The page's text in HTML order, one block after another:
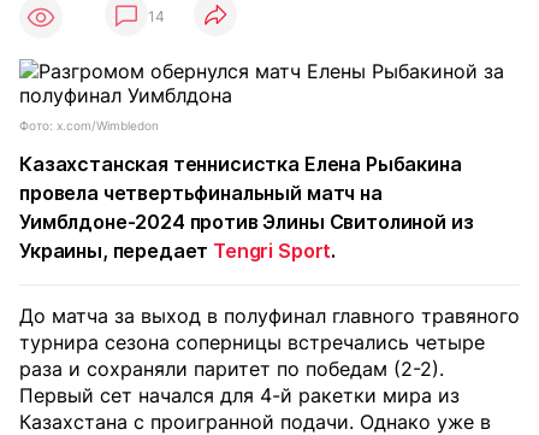
14
Фото: x.com/Wimbledon
Казахстанская теннисистка Елена Рыбакина
провела четвертьфинальный матч на
Уимблдоне-2024 против Элины Свитолиной из
Украины, передает Tengri Sport.
До матча за выход в полуфинал главного травяного
турнира сезона соперницы встречались четыре
раза и сохраняли паритет по победам (2-2).
Первый сет начался для 4-й ракетки мира из
Казахстана с проигранной подачи. Однако уже в